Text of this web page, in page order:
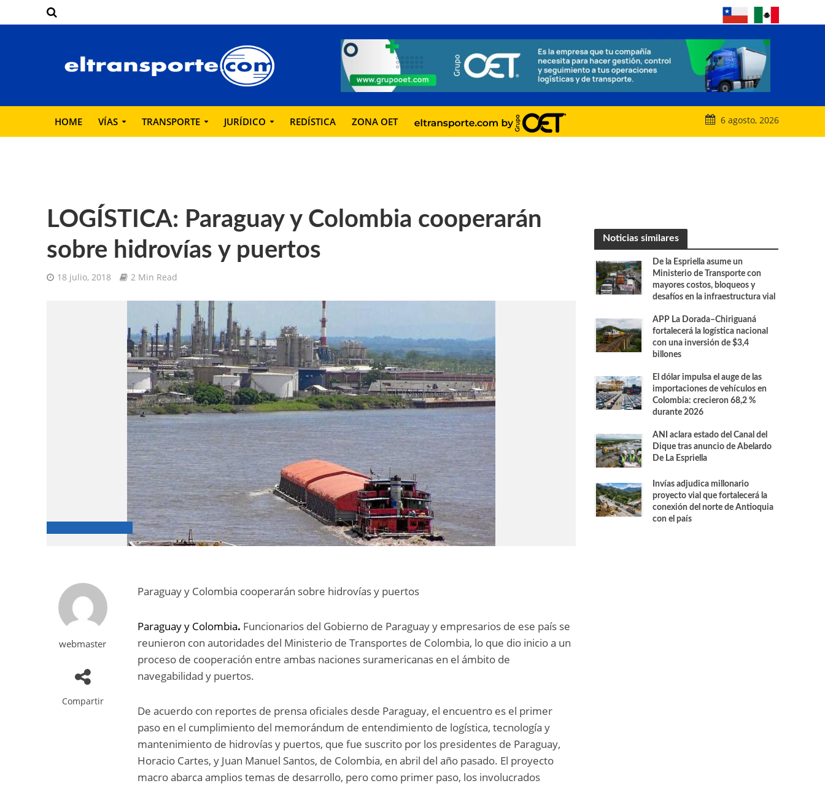
HOME VÍAS TRANSPORTE JURÍDICO REDÍSTICA ZONA OET 6 agosto, 2026
LOGÍSTICA: Paraguay y Colombia cooperarán
sobre hidrovías y puertos
18 julio, 2018 2 Min Read
webmaster
Compartir
Paraguay y Colombia cooperarán sobre hidrovías y puertos
Paraguay y Colombia. Funcionarios del Gobierno de Paraguay y empresarios de ese país se
reunieron con autoridades del Ministerio de Transportes de Colombia, lo que dio inicio a un
proceso de cooperación entre ambas naciones suramericanas en el ámbito de
navegabilidad y puertos.
De acuerdo con reportes de prensa oficiales desde Paraguay, el encuentro es el primer
paso en el cumplimiento del memorándum de entendimiento de logística, tecnología y
mantenimiento de hidrovías y puertos, que fue suscrito por los presidentes de Paraguay,
Horacio Cartes, y Juan Manuel Santos, de Colombia, en abril del año pasado. El proyecto
macro abarca amplios temas de desarrollo, pero como primer paso, los involucrados
Noticias similares
De la Espriella asume un
Ministerio de Transporte con
mayores costos, bloqueos y
desafíos en la infraestructura vial
APP La Dorada–Chiriguaná
fortalecerá la logística nacional
con una inversión de $3,4
billones
El dólar impulsa el auge de las
importaciones de vehículos en
Colombia: crecieron 68,2 %
durante 2026
ANI aclara estado del Canal del
Dique tras anuncio de Abelardo
De La Espriella
Invías adjudica millonario
proyecto vial que fortalecerá la
conexión del norte de Antioquia
con el país